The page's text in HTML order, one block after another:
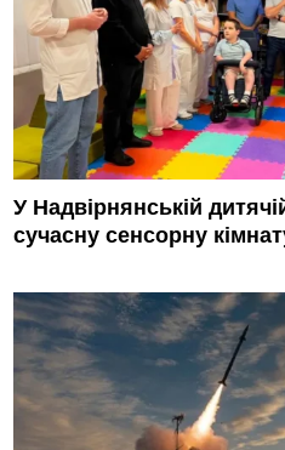
У Надвірнянській
сучасну сенсорну